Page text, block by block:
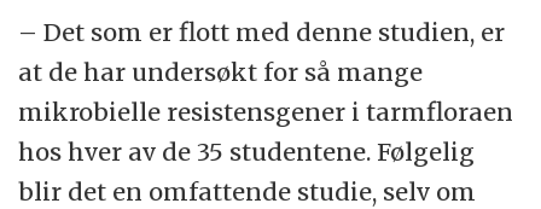
– Det som er flott med denne studien, er
at de har undersøkt for så mange
mikrobielle resistensgener i tarmfloraen
hos hver av de 35 studentene. Følgelig
blir det en omfattende studie, selv om